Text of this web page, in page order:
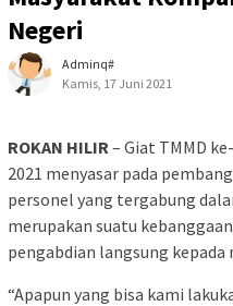
Negeri
Adminq#
Kamis, 17 Juni 2021
ROKAN HILIR – Giat TMMD
2021 menyasar pada
personel yang tergabung
merupakan suatu
pengabdian langsung kepada
“Apapun yang bisa kami